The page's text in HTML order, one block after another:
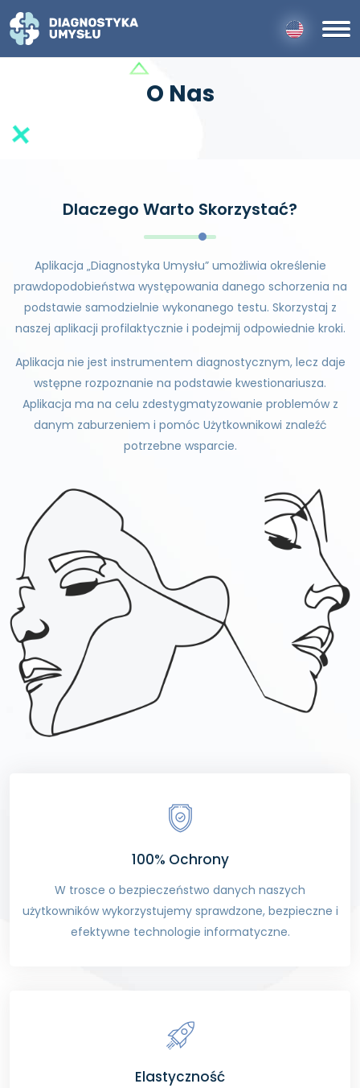
O Nas
Dlaczego Warto Skorzystać?
Aplikacja „Diagnostyka Umysłu” umożliwia określenie
prawdopodobieństwa występowania danego schorzenia na
podstawie samodzielnie wykonanego testu. Skorzystaj z
naszej aplikacji profilaktycznie i podejmij odpowiednie kroki.
Aplikacja nie jest instrumentem diagnostycznym, lecz daje
wstępne rozpoznanie na podstawie kwestionariusza.
Aplikacja ma na celu zdestygmatyzowanie problemów z
danym zaburzeniem i pomóc Użytkownikowi znaleźć
potrzebne wsparcie.
100% Ochrony
W trosce o bezpieczeństwo danych naszych
użytkowników wykorzystujemy sprawdzone, bezpieczne i
efektywne technologie informatyczne.
Elastyczność